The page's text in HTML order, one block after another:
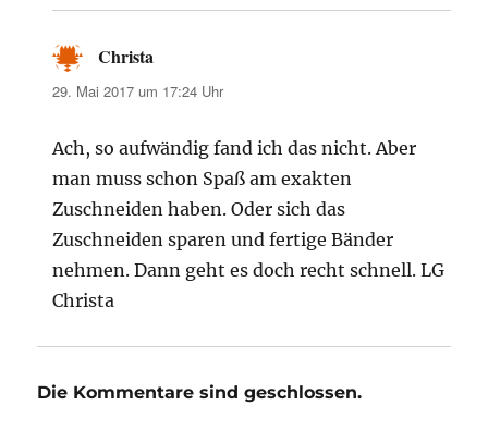
Christa
29. Mai 2017 um 17:24 Uhr
Ach, so aufwändig fand ich das nicht. Aber
man muss schon Spaß am exakten
Zuschneiden haben. Oder sich das
Zuschneiden sparen und fertige Bänder
nehmen. Dann geht es doch recht schnell. LG
Christa
Die Kommentare sind geschlossen.